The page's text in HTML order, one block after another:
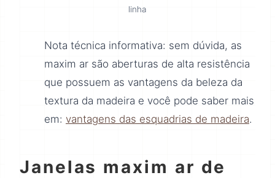
linha
Nota técnica informativa: sem dúvida, as
maxim ar são aberturas de alta resistência
que possuem as vantagens da beleza da
textura da madeira e você pode saber mais
em: vantagens das esquadrias de madeira.
Janelas maxim ar de